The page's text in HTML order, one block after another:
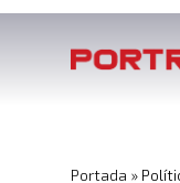
Portada »